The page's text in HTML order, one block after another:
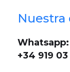
Nuestra
Whatsapp:
+34 919